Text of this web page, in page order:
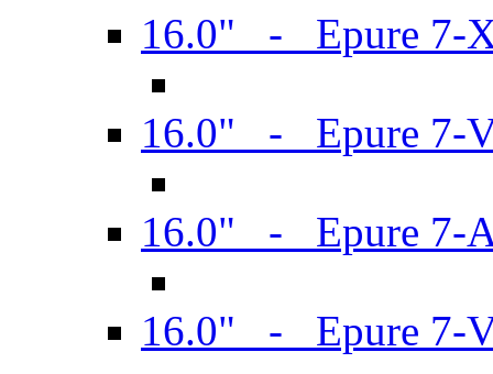
16.0" - Epure 7-
16.0" - Epure 7-
16.0" - Epure 7-
16.0" - Epure 7-